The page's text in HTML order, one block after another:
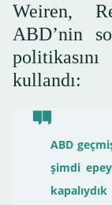
Weiren,
ABD’nin
kullandı:
ABD
şimdi